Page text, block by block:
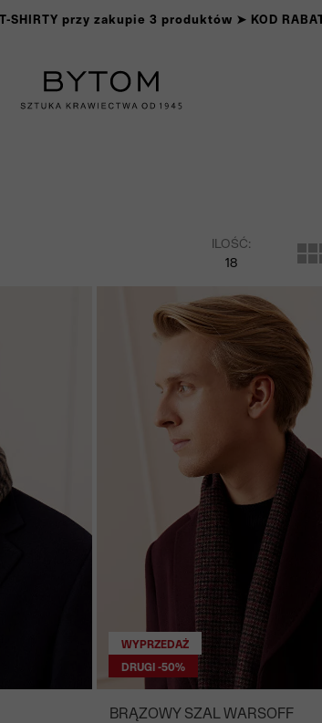
T-SHIRTY przy zakupie 3 produktów ➤ KOD
ILOŚĆ:
18
WYPRZEDAŻ
DRUGI -50%
BRĄZOWY SZAL WARSOFF